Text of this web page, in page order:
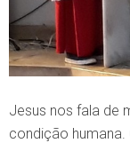
Jesus nos fala de
condição